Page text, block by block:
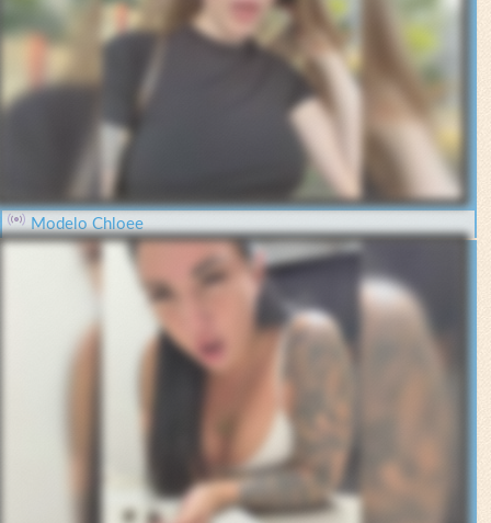
Modelo Chloee